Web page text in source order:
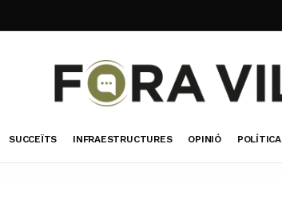
SUCCEÏTS INFRAESTRUCTURES OPINIÓ POLÍTICA